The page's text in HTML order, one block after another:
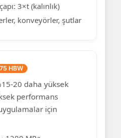
3×t (kalınlık)
konveyörler, şutlar
HBW
20 daha yüksek
performans
için